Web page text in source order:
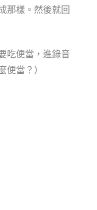
那樣。然後就回
吃便當，進錄音
便當？）